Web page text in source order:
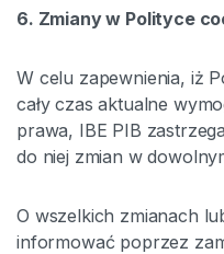
6. Zmiany w Polityce
W celu zapewnienia, iż
cały czas aktualne
prawa, IBE PIB
do niej zmian w
O wszelkich zmianach
informować poprzez